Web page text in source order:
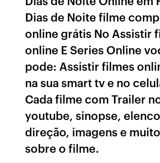
Dias de Noite filme
online grátis No Assistir
online E Series Online
pode: Assistir filmes
na sua smart tv e no
Cada filme com Trailer
youtube, sinopse,
direção, imagens e
sobre o filme.